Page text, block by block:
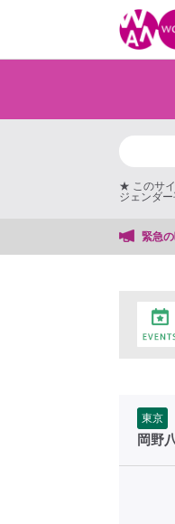
★ このサイ
ジェンダ
緊急
による女性検事への性的暴行事
東京
岡野